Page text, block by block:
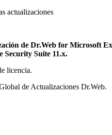
actualizaciones
de Dr.Web for Microsoft
Security Suite 11.х.
licencia.
de Actualizaciones Dr.Web.